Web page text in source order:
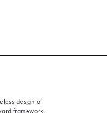
design of
framework.